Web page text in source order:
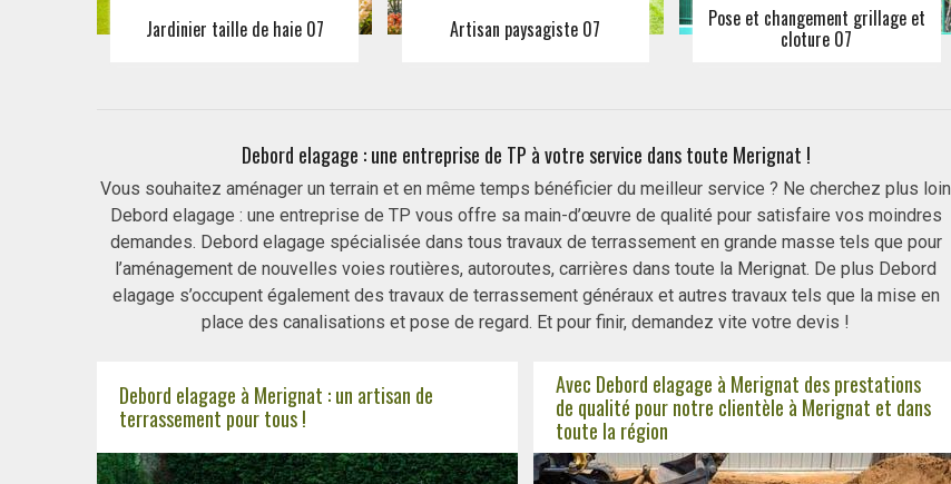
Jardinier taille de haie 07 Artisan paysagiste 07 Pose et changement grillage et
cloture 07
Debord elagage : une entreprise de TP à votre service dans toute Merignat !
Vous souhaitez aménager un terrain et en même temps bénéficier du meilleur service ? Ne cherchez plus loin
Debord elagage : une entreprise de TP vous offre sa main-d’œuvre de qualité pour satisfaire vos moindres
demandes. Debord elagage spécialisée dans tous travaux de terrassement en grande masse tels que pour
l’aménagement de nouvelles voies routières, autoroutes, carrières dans toute la Merignat. De plus Debord
elagage s’occupent également des travaux de terrassement généraux et autres travaux tels que la mise en
place des canalisations et pose de regard. Et pour finir, demandez vite votre devis !
Debord elagage à Merignat : un artisan de
terrassement pour tous !
Avec Debord elagage à Merignat des prestations
de qualité pour notre clientèle à Merignat et dans
toute la région